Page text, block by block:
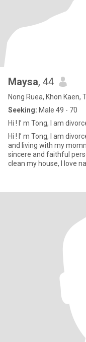
Maysa, 44
Nong Ruea, Khon Kaen,
Seeking: Male 49 - 70
Hi ! I’ m Tong, I am
Hi ! I’ m Tong, I am
and living with my
sincere and faithful
clean my house, I love